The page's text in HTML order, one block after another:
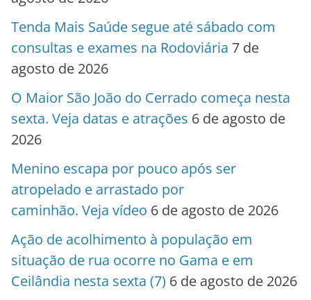
Tenda Mais Saúde segue até sábado com
consultas e exames na Rodoviária 7 de
agosto de 2026
O Maior São João do Cerrado começa nesta
sexta. Veja datas e atrações 6 de agosto de
2026
Menino escapa por pouco após ser
atropelado e arrastado por
caminhão. Veja vídeo 6 de agosto de 2026
Ação de acolhimento à população em
situação de rua ocorre no Gama e em
Ceilândia nesta sexta (7) 6 de agosto de 2026